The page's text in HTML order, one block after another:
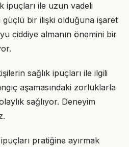
ipuçları ile uzun vadeli
güçlü bir ilişki olduğuna işaret
ciddiye almanın önemini bir
sağlık ipuçları ile ilgili
aşamasındaki zorluklarla
sağlıyor. Deneyim
pratiğine ayırmak